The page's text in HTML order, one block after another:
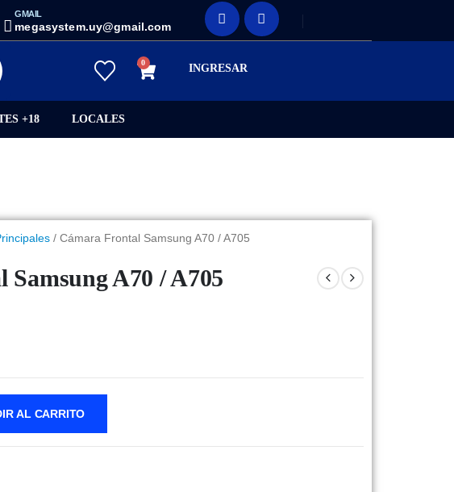
GMAIL
megasystem.uy@gmail.com
0 INGRESAR
+18 LOCALES
/ Cámara Frontal Samsung A70 / A705
A70 / A705
AL CARRITO